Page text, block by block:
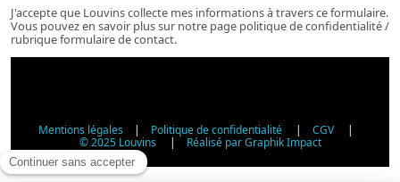
J'accepte que Louvins collecte mes informations à travers ce formulaire.
Vous pouvez en savoir plus sur notre page politique de confidentialité /
rubrique formulaire de contact.
Mentions légales | Politique de confidentialité | CGV |
© 2025 Louvins | Réalisé par Graphik Impact